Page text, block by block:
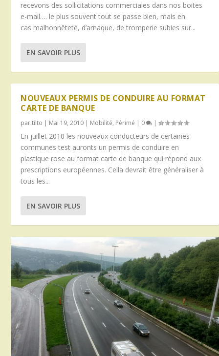
recevons des sollicitations commerciales dans nos boites
e-mail…. le plus souvent tout se passe bien, mais en
cas malhonnêteté, d’arnaque, de tromperie subies sur...
EN SAVOIR PLUS
NOUVEAUX PERMIS DE CONDUIRE AU FORMAT
CARTE DE BANQUE
partilto | Mai 19, 2010 | Mobilité, Périmé | 0 |
En juillet 2010 les nouveaux conducteurs de certaines
communes test auronts un permis de conduire en
plastique rose au format carte de banque qui répond aux
prescriptions européennes. Cella devrait être généraliser à
tous les...
EN SAVOIR PLUS